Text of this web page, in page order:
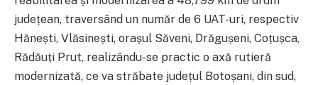
județean, traversând un număr de 6 UAT-uri, respectiv
Hănești, Vlăsinești, orașul Săveni, Drăgușeni, Coțușca,
Rădăuți Prut, realizându-se practic o axă rutieră
modernizată, ce va străbate județul Botoșani, din sud,